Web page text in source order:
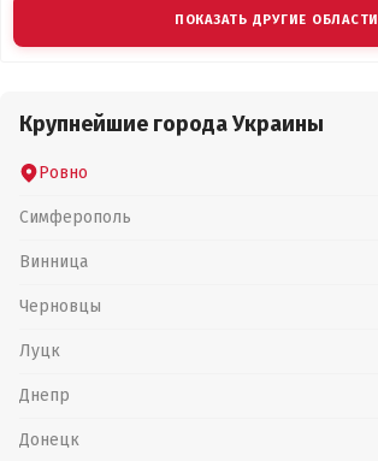
ПОКАЗАТЬ ДРУГИЕ ОБЛАСТИ
Крупнейшие города Украины
Ровно
Симферополь
Винница
Черновцы
Луцк
Днепр
Донецк